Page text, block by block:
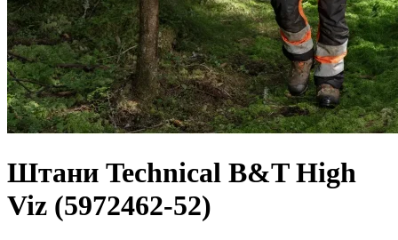
Штани Technical B&T High
Viz (5972462-52)